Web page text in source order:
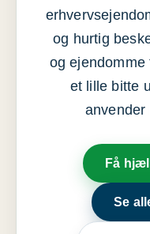
og hurtig
og
et lille bitte
anvender
Få
Se